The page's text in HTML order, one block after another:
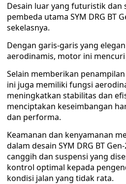
Desain luar yang futuristik dan
pembeda utama SYM DRG BT
sekelasnya.
Dengan garis-garis yang
aerodinamis, motor ini
Selain memberikan
ini juga memiliki fungsi
meningkatkan stabilitas dan
menciptakan keseimbangan
dan performa.
Keamanan dan kenyamanan
dalam desain SYM DRG BT
canggih dan suspensi yang
kontrol optimal kepada
kondisi jalan yang tidak rata.